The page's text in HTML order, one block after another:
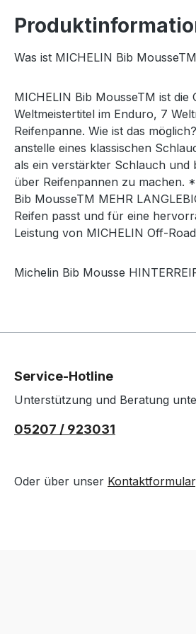
Was ist MICHELIN Bib
MICHELIN Bib MousseTM ist
Weltmeistertitel im Enduro, 7
Reifenpanne. Wie ist das
anstelle eines klassischen
als ein verstärkter Schlauch und
über Reifenpannen zu machen.
Bib MousseTM MEHR
Reifen passt und für eine
Leistung von MICHELIN Off-
Michelin Bib Mousse
Service-Hotline
Unterstützung und Beratung
05207 / 923031
Oder über unser Kontaktformular